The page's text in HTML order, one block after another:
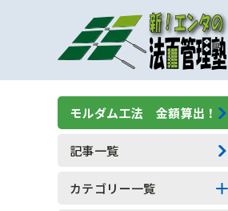
モルダム工法 金額算出！
記事一覧
カテゴリー一覧